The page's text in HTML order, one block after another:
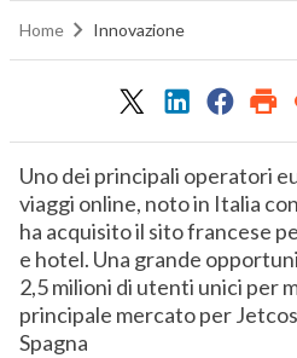
Home Innovazione
Uno dei principali operatori
viaggi online, noto in Italia
ha acquisito il sito francese
e hotel. Una grande
2,5 milioni di utenti unici per
principale mercato per
Spagna